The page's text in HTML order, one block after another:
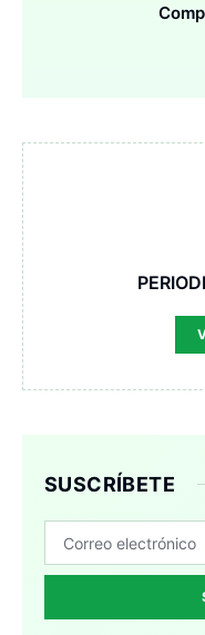
SUSCRÍBETE